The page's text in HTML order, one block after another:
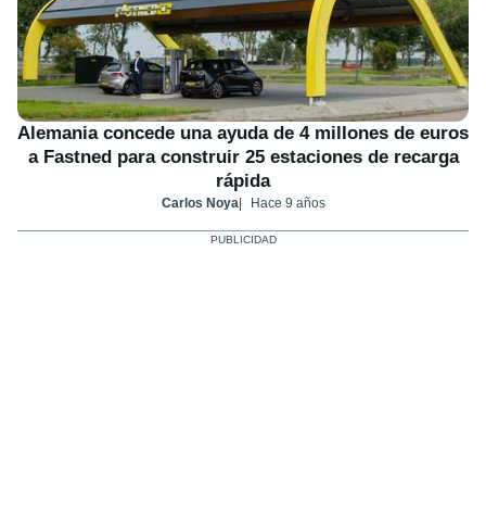
Alemania concede una ayuda de 4 millones de euros
a Fastned para construir 25 estaciones de recarga
rápida
Carlos Noya Hace 9 años